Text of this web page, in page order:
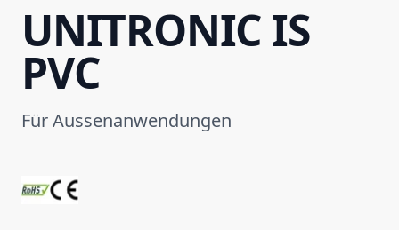
UNITRONIC IS
PVC
Für Aussenanwendungen